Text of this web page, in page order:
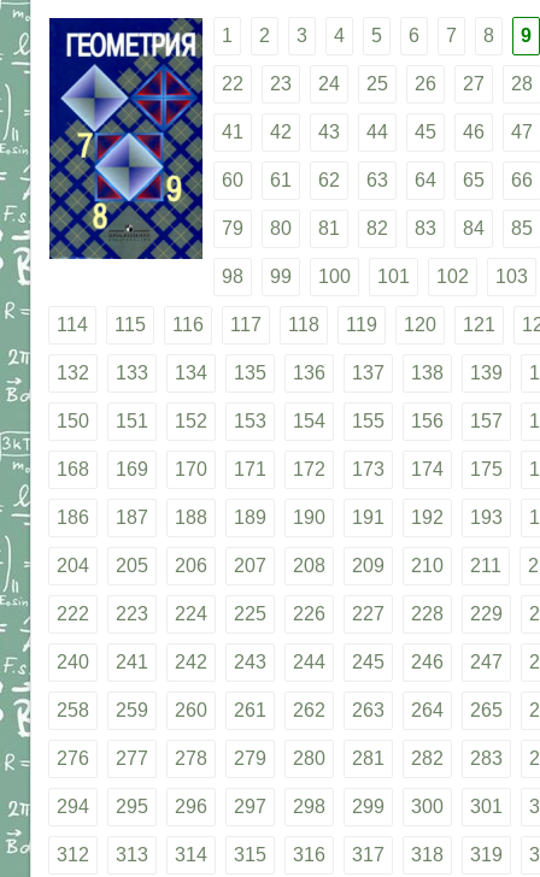
1 2 3 4 5 6 7 8 9
22 23 24 25 26 27 28
41 42 43 44 45 46 47
60 61 62 63 64 65 66
79 80 81 82 83 84 85
98 99 100 101 102 103
114 115 116 117 118 119 120 121
132 133 134 135 136 137 138 139
150 151 152 153 154 155 156 157
168 169 170 171 172 173 174 175
186 187 188 189 190 191 192 193
204 205 206 207 208 209 210 211
222 223 224 225 226 227 228 229
240 241 242 243 244 245 246 247
258 259 260 261 262 263 264 265
276 277 278 279 280 281 282 283
294 295 296 297 298 299 300 301
312 313 314 315 316 317 318 319